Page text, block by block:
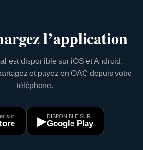
l’application
est disponible sur iOS et Android.
et payez en OAC depuis votre
téléphone.
sur ▶DISPONIBLE SUR
Google Play